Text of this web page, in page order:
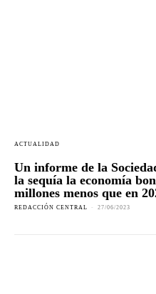
ACTUALIDAD
Un informe de la
la sequía la economía
millones menos que en
REDACCIÓN CENTRAL - 27/06/2023